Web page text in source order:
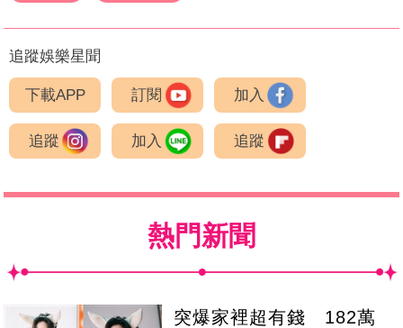
追蹤娛樂星聞
下載APP 訂閱 加入
追蹤 加入 追蹤
熱門新聞
突爆家裡超有錢 182萬